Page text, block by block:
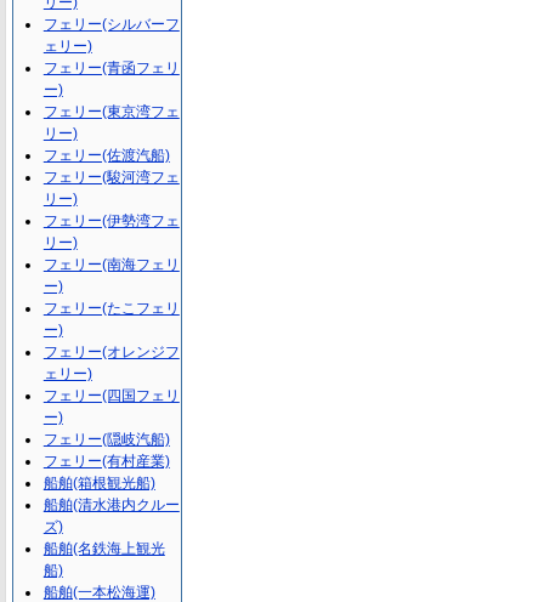
フェリー(シルバーフ
ェリー)
フェリー(青函フェリ
ー)
フェリー(東京湾フェ
リー)
フェリー(佐渡汽船)
フェリー(駿河湾フェ
リー)
フェリー(伊勢湾フェ
リー)
フェリー(南海フェリ
ー)
フェリー(たこフェリ
ー)
フェリー(オレンジフ
ェリー)
フェリー(四国フェリ
ー)
フェリー(隠岐汽船)
フェリー(有村産業)
船舶(箱根観光船)
船舶(清水港内クルー
ズ)
船舶(名鉄海上観光
船)
船舶(一本松海運)